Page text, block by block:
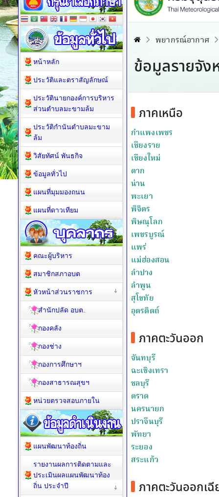
หน้าหลัก
ประวัติและตราสัญลักษณ์
ประวัตินายกองค์การบริหาร
ส่วนตำบลมะขามล้ม
ประวัติกำนันตำบลมะขาม
ล้ม
วิสัยทัศน์ พันธกิจ
ข้อมูลทั่วไป
แผนที่มุมมองถนน
แผนที่ดาวเทียม
คณะผู้บริหาร
สมาชิกสภาอบต
หัวหน้าส่วนราชการ
สำนักปลัด อบต.
กองคลัง
กองช่าง
กองการศึกษาฯ
กองสาธารณสุขฯ
หน่วยตรวจสอบภายใน
แผนพัฒนาท้องถิ่น
รายงานผลการติดตามและ
ประเมินผลแผนพัฒนาท้อง
ถิ่น ประจำปี